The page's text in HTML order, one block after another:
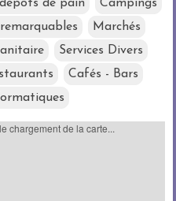
de pain
Campings
Marchés
Services Divers
Cafés - Bars